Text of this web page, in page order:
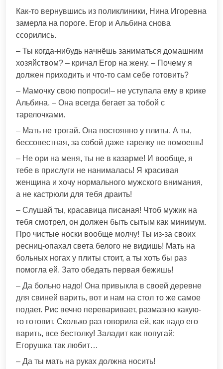
Как-то вернувшись из поликлиники, Нина Игоревна
замерла на пороге. Егор и Альбина снова
ссорились.
– Ты когда-нибудь начнёшь заниматься домашним
хозяйством? – кричал Егор на жену. – Почему я
должен приходить и что-то сам себе готовить?
– Мамочку свою попроси!– не уступала ему в крике
Альбина. – Она всегда бегает за тобой с
тарелочками.
– Мать не трогай. Она постоянно у плиты. А ты,
бессовестная, за собой даже тарелку не помоешь!
– Не ори на меня, ты не в казарме! И вообще, я
тебе в прислуги не нанималась! Я красивая
женщина и хочу нормального мужского внимания,
а не кастрюли для тебя драить!
– Слушай ты, красавица писаная! Чтоб мужик на
тебя смотрел, он должен быть сытым как минимум.
Про чистые носки вообще молчу! Ты из-за своих
ресниц-опахал света белого не видишь! Мать на
больных ногах у плиты стоит, а ты хоть бы раз
помогла ей. Зато обедать первая бежишь!
– Да больно надо! Она привыкла в своей деревне
для свиней варить, вот и нам на стол то же самое
подает. Рис вечно переваривает, размазню какую-
то готовит. Сколько раз говорила ей, как надо его
варить, все бестолку! Заладит как попугай:
Егорушка так любит…
– Да ты мать на руках должна носить!